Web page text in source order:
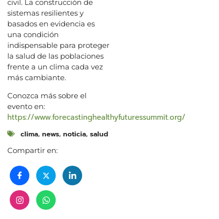
civil. La construcción de
sistemas resilientes y
basados en evidencia es
una condición
indispensable para proteger
la salud de las poblaciones
frente a un clima cada vez
más cambiante.
Conozca más sobre el
evento en:
https://www.forecastinghealthyfuturessummit.org/
clima, news, noticia, salud
Compartir en: